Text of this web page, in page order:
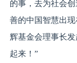
的事，去为社会
善的中国智慧出
辉基金会理事长
起来！”